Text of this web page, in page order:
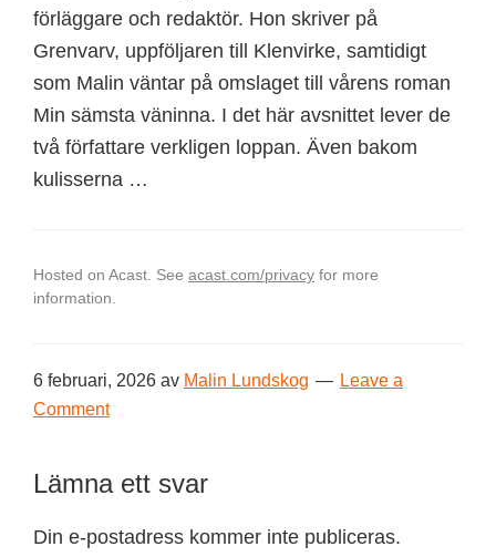
förläggare och redaktör. Hon skriver på
Grenvarv, uppföljaren till Klenvirke, samtidigt
som Malin väntar på omslaget till vårens roman
Min sämsta väninna. I det här avsnittet lever de
två författare verkligen loppan. Även bakom
kulisserna …
Hosted on Acast. See acast.com/privacy for more
information.
6 februari, 2026 av Malin Lundskog
Leave a
Comment
Reader
Interactions
Lämna ett svar
Din e-postadress kommer inte publiceras.